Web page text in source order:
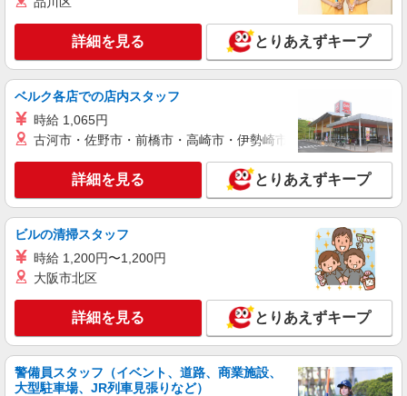
正社員
ソフトバンク志村坂上店
ソフトバンクショップの携帯販売スタッフ
月給 220,000円 〜 350,000円 試用期間あり 3
ヶ月 月給25万円以上 ※経験・能力による 【試用
期間】月給 220000 円 〜 250000 円
■ソフトバンク志村坂上店 東京都 板橋区 小豆
沢2丁目 17‐7キャッスルマンション志村坂上 1階
キープ 詳細を見る
契約社員
ソフトバンク販売契約社員【板橋区エリア】
家電量販店内の携帯販売スタッフ
月給 279,340円 〜 279,340円 試用期間なし ※
経験・能力による 【試用期間】時給 0 円 〜 0 円
■ソフトバンク販売契約社員【板橋区エリア】
東京都板橋区
キープ 詳細を見る
詳細を見る とりあえずキープ
ベルク各店での店内スタッフ
時給 1,065円
古河市・佐野市・前橋市・高崎市・伊勢崎市・太田市・館林市
詳細を見る とりあえずキープ
ビルの清掃スタッフ
時給 1,200円〜1,200円
大阪市北区
詳細を見る とりあえずキープ
警備員スタッフ（イベント、道路、商業施設、
大型駐車場、JR列車見張りなど）